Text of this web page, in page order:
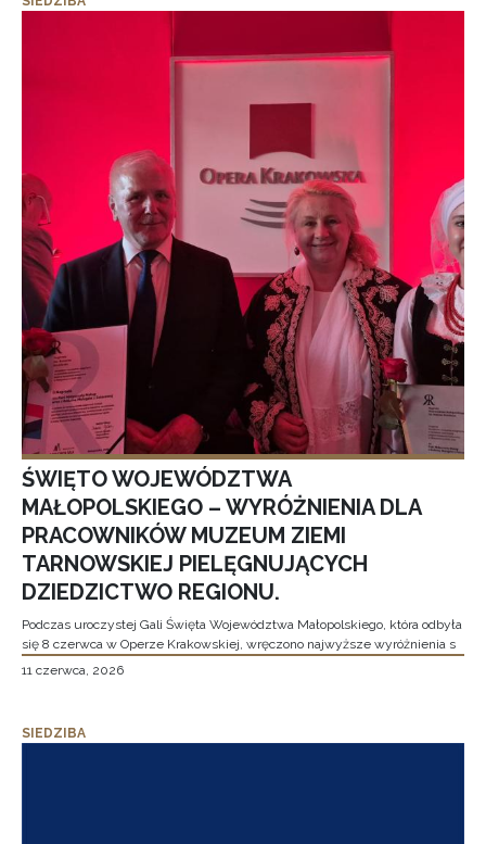
ŚWIĘTO WOJEWÓDZTWA
MAŁOPOLSKIEGO – WYRÓŻNIENIA DLA
PRACOWNIKÓW MUZEUM ZIEMI
TARNOWSKIEJ PIELĘGNUJĄCYCH
DZIEDZICTWO REGIONU.
Podczas uroczystej Gali Święta Województwa Małopolskiego, która odbyła
się 8 czerwca w Operze Krakowskiej, wręczono najwyższe wyróżnienia s
11 czerwca, 2026
SIEDZIBA